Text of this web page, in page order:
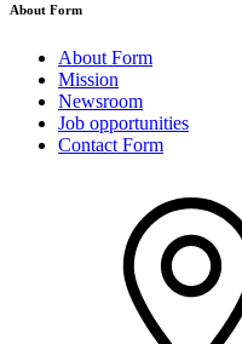
About Form
About Form
Mission
Newsroom
Job opportunities
Contact Form